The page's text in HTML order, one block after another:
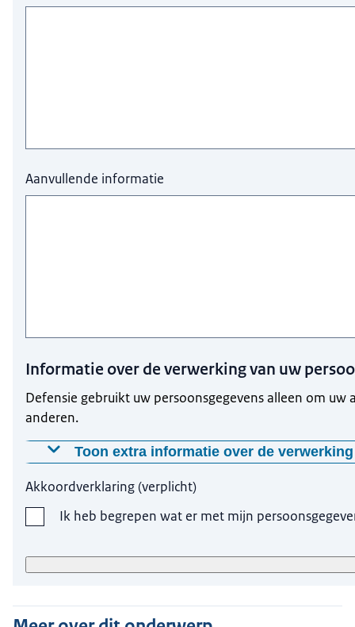
Aanvullende informatie
Informatie over de verwerking van uw
Defensie gebruikt uw persoonsgegevens alleen om
anderen.
Toon extra informatie over de
Zodra uw aanmelding is verwerkt vernietigt Defensie
Akkoordverklaring(verplicht)
Ik heb begrepen wat er met mijn